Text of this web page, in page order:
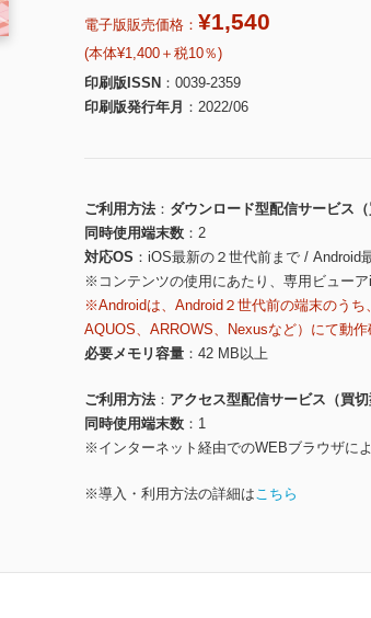
電子版販売価格： ¥1,540
(本体¥1,400＋税10％)
印刷版ISSN
0039-2359
印刷版発行年月
2022/06
ご利用方法
ダウンロード型配信サービス（
同時使用端末数
2
対応OS
iOS最新の２世代前まで / Android
※コンテンツの使用にあたり、専用ビュー
※Androidは、Android２世代前の端末のうち
AQUOS、ARROWS、Nexusなど）にて動
必要メモリ容量
42 MB以上
ご利用方法
アクセス型配信サービス（買切
同時使用端末数
1
※インターネット経由でのWEBブラウザに
※導入・利用方法の詳細はこちら